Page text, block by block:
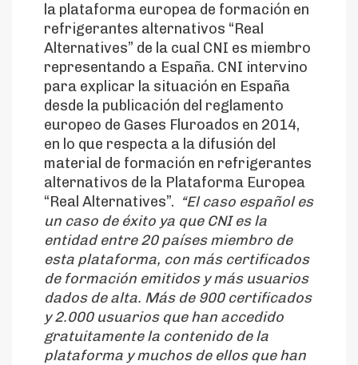
la plataforma europea de formación en
refrigerantes alternativos “Real
Alternatives” de la cual CNI es miembro
representando a España. CNI intervino
para explicar la situación en España
desde la publicación del reglamento
europeo de Gases Fluroados en 2014,
en lo que respecta a la difusión del
material de formación en refrigerantes
alternativos de la Plataforma Europea
“Real Alternatives”. “El caso español es
un caso de éxito ya que CNI es la
entidad entre 20 países miembro de
esta plataforma, con más certificados
de formación emitidos y más usuarios
dados de alta. Más de 900 certificados
y 2.000 usuarios que han accedido
gratuitamente la contenido de la
plataforma y muchos de ellos que han